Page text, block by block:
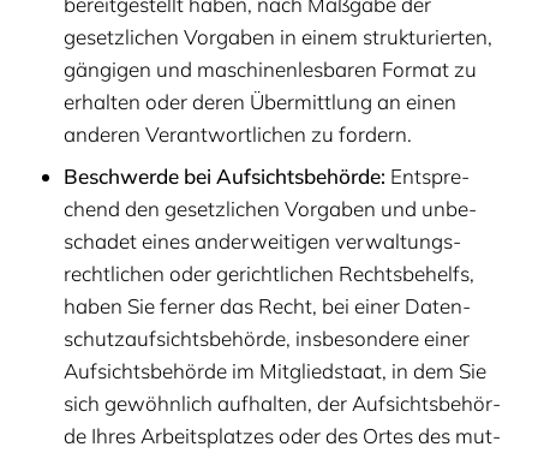
gesetz­li­chen Vor­ga­ben in einem struk­tu­rier­ten,
gän­gi­gen und maschi­nen­les­ba­ren For­mat zu
erhal­ten oder deren Über­mitt­lung an einen
ande­ren Ver­ant­wort­li­chen zu fordern.
Beschwer­de bei Auf­sichts­be­hör­de: Ent­spre­
chend den gesetz­li­chen Vor­ga­ben und unbe­
scha­det eines ander­wei­ti­gen ver­wal­tungs­
recht­li­chen oder gericht­li­chen Rechts­be­helfs,
haben Sie fer­ner das Recht, bei einer Daten­
schutz­auf­sichts­be­hör­de, ins­be­son­de­re einer
Auf­sichts­be­hör­de im Mit­glied­staat, in dem Sie
sich gewöhn­lich auf­hal­ten, der Auf­sichts­be­hör­
de Ihres Arbeits­plat­zes oder des Ortes des mut­